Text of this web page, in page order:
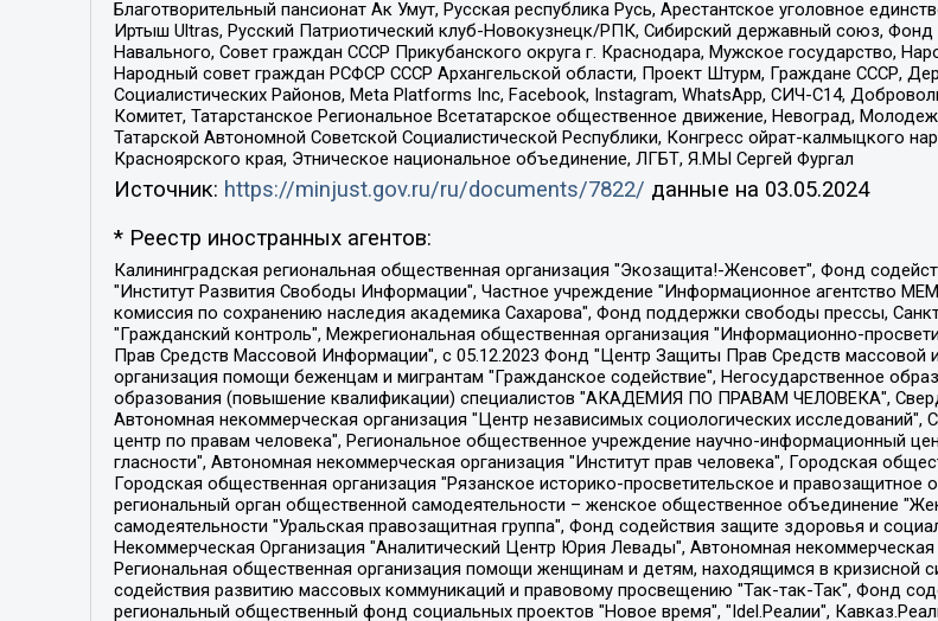
Благотворительный пансионат Ак Умут, Русская республика Русь, Арестантское уголовное
Иртыш Ultras, Русский Патриотический клуб-Новокузнецк/РПК, Сибирский державный союз,
Навального, Совет граждан СССР Прикубанского округа г. Краснодара, Мужское государство,
Народный совет граждан РСФСР СССР Архангельской области, Проект Штурм, Граждане СССР,
Социалистических Районов, Meta Platforms Inc, Facebook, Instagram, WhatsApp, СИЧ-С14,
Комитет, Татарстанское Региональное Всетатарское общественное движение, Невоград,
Татарской Автономной Советской Социалистической Республики, Конгресс ойрат-калмыцкого
Красноярского края, Этническое национальное объединение, ЛГБТ, Я.МЫ Сергей Фургал
Источник: https://minjust.gov.ru/ru/documents/7822/ данные на 03.05.2024
* Реестр иностранных агентов:
Калининградская региональная общественная организация "Экозащита!-Женсовет", Фонд содействия защите прав и свобод граждан "Общественный вердикт", Фонд "Институт Развития Свободы Информации", Частное учреждение "Информационное агентство МЕМО. РУ", Региональная общественная организация "Общественная комиссия по сохранению наследия академика Сахарова", Фонд поддержки свободы прессы, Санкт-Петербургская общественная правозащитная организация "Гражданский контроль", Межрегиональная общественная организация "Информационно-просветительский центр "Мемориал", Региональный Фонд "Центр Защиты Прав Средств Массовой Информации", с 05.12.2023 Фонд "Центр Защиты Прав Средств массовой информации", Региональная общественная благотворительная организация помощи беженцам и мигрантам "Гражданское содействие", Негосударственное образовательное учреждение дополнительного профессионального образования (повышение квалификации) специалистов "АКАДЕМИЯ ПО ПРАВАМ ЧЕЛОВЕКА", Свердловская региональная общественная организация "Сутяжник", Автономная некоммерческая организация "Центр независимых социологических исследований", Союз общественных объединений "Российский исследовательский центр по правам человека", Региональное общественное учреждение научно-информационный центр "МЕМОРИАЛ", Некоммерческая организация "Фонд защиты гласности", Автономная некоммерческая организация "Институт прав человека", Городская общественная организация "Екатеринбургское общество "МЕМОРИАЛ", Городская общественная организация "Рязанское историко-просветительское и правозащитное общество "Мемориал" (Рязанский Мемориал), Челябинский региональный орган общественной самодеятельности – женское общественное объединение "Женщины Евразии", Челябинский региональный орган общественной самодеятельности "Уральская правозащитная группа", Фонд содействия защите здоровья и социальной справедливости имени Андрея Рылькова, Автономная Некоммерческая Организация "Аналитический Центр Юрия Левады", Автономная некоммерческая организация социальной поддержки населения "Проект Апрель", Региональная общественная организация помощи женщинам и детям, находящимся в кризисной ситуации "Информационно-методический центр "Анна", Фонд содействия развитию массовых коммуникаций и правовому просвещению "Так-так-Так", Фонд содействия устойчивому развитию "Серебряная тайга", Свердловский региональный общественный фонд социальных проектов "Новое время", "Idel.Реалии", Кавказ.Реалии, Крым.Реалии, Телеканал Настоящее Время, Татаро-башкирская служба Радио Свобода (Azatliq Radiosi), Радио Свободная Европа/Радио Свобода (PCE/PC), "Сибирь.Реалии", "Фактограф", Благотворительный фонд помощи осужденным и их семьям, Автономная некоммерческая организация "Институт глобализации и социальных движений", Фонд "В защиту прав заключенных", Частное учреждение "Центр поддержки и содействия развитию средств массовой информации", Пензенский региональный общественный благотворительный фонд "Гражданский союз", "Север.Реалии", Некоммерческая организация Фонд "Правовая инициатива", Общество с ограниченной ответственностью "Радио Свободная Европа/Радио Свобода", Чешское информационное агентство "MEDIUM-ORIENT", Красноярская региональная общественная организация "Мы против СПИДа", Камалягин Денис Николаевич, Маркелов Сергей Евгеньевич, Пономарев Лев Александрович, Савицкая Людмила Алексеевна, Автономная некоммерческая организация "Центр по работе с проблемой насилия "НАСИЛИЮ.НЕТ", Межрегиональный профессиональный союз работников здравоохранения "Альянс врачей", Юридическое лицо, зарегистрированное в Латвийской Республике, SIA "Medusa Project" (регистрационный номер 40103797863, дата регистрации 10.06.2014), Некоммерческая организация "Фонд по борьбе с коррупцией", Автономная некоммерческая организация "Институт права и публичной политики", Баданин Роман Сергеевич, Гликин Максим Александрович, Железнова Мария Михайловна, Лукьянова Юлия Сергеевна, Маетная Елизавета Витальевна, Маняхин Петр Борисович, Чуракова Ольга Владимировна, Ярош Юлия Петровна, Юридическое лицо "The Insider SIA", зарегистрированное в Риге, Латвийская Республика (дата регистрации 26.06.2015), являющееся администратором доменного имени интернет-издания "The Insider SIA", https://theins.ru, Постернак Алексей Евгеньевич, Рубин Михаил Аркадьевич, Анин Роман Александрович, Юридическое лицо Istories fonds, зарегистрированное в Латвийской Республике (регистрационный номер 50008295751, дата регистрации 24.02.2020), Великовский Дмитрий Александрович, Долинина Ирина Николаевна, Мароховская Алеся Алексеевна, Шлейнов Роман Юрьевич, Шмагун Олеся Валентиновна, Общество с ограниченной ответственностью "Альтаир 2021", Общество с ограниченной ответственностью "Вега 2021", Общество с ограниченной ответственностью "Главный редактор 2021", Общество с ограниченной ответственностью "Ромашки монолит", Важенков Артем Валерьевич, Ивановская областная общественная организация "Центр гендерных исследований", Гурман Юрий Альбертович, Медиапроект "ОВД-Инфо", Егоров Владимир Владимирович, Жилинский Владимир Александрович, Общество с ограниченной ответственностью "ЗП", Иванова София Юрьевна, Карезина Инна Павловна, Кильтау Екатерина Викторовна, Петров Алексей Викторович, Пискунов Сергей Евгеньевич, Смирнов Сергей Сергеевич, Тихонов Михаил Сергеевич, Общество с ограниченной ответственностью "ЖУРНАЛИСТ-ИНОСТРАННЫЙ АГЕНТ", Арапова Галина Юрьевна, Вольтская Татьяна Анатольевна, Американская компания "Mason G.E.S. Anonymous Foundation" (США), являющаяся владельцем интернет-издания https://mnews.world/, Компания "Stichting Bellingcat", зарегистрированная в Нидерландах (дата регистрации 11.07.2018), Захаров Андрей Вячеславович, Клепиковская Екатерина Дмитриевна, Общество с ограниченной ответственностью "МЕМО", Перл Роман Александрович, Симонов Евгений Алексеевич, Соловьева Елена Анатольевна, Сотников Даниил Владимирович,